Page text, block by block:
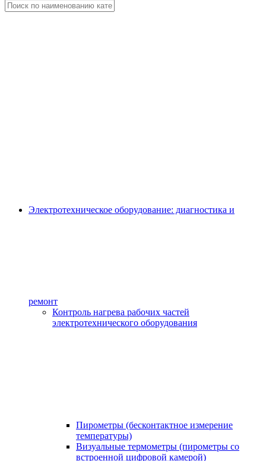
Электротехническое оборудование: диагностика и
ремонт
Контроль нагрева рабочих частей
электротехнического оборудования
Пирометры (бесконтактное измерение
температуры)
Визуальные термометры (пирометры со
встроенной цифровой камерой)